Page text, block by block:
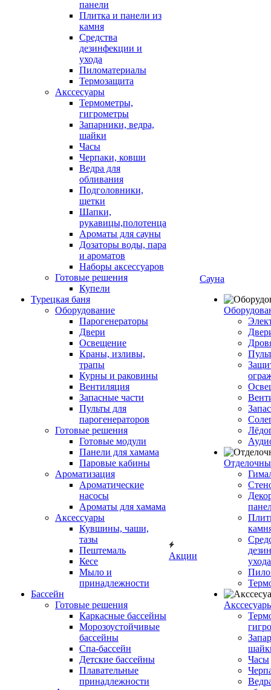
панели
Плитка и панели из
камня
Средства
дезинфекции и
ухода
Пиломатериалы
Термозащита
Аксcесуары
Термометры,
гигрометры
Запарники, ведра,
шайки
Часы
Черпаки, ковши
Ведра для
обливания
Подголовники,
щетки
Шапки,
рукавицы,полотенца
Ароматы для сауны
Дозаторы воды, пара
и ароматов
Наборы аксессуаров
Готовые решения
Купели
Турецкая баня
Оборудование
Парогенераторы
Двери
Освещение
Краны, изливы,
трапы
Курны и раковины
Вентиляция
Запасные части
Пульты для
парогенераторов
Готовые решения
Готовые модули
Панели для хамама
Паровые кабины
Ароматизация
Ароматические
насосы
Ароматы для хамама
Аксессуары
Кувшины, чаши,
тазы
Пештемаль
Кесе
Мыло и
принадлежности
Бассейн
Готовые решения
Каркасные бассейны
Морозоустойчивые
бассейны
Спа-бассейн
Детские бассейны
Плавательные
принадлежности
Акции
Сауна
ухода
Часы